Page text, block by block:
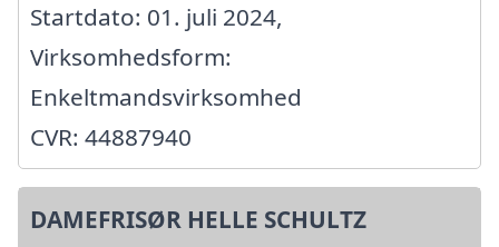
Startdato: 01. juli 2024,
Virksomhedsform:
Enkeltmandsvirksomhed
CVR: 44887940
DAMEFRISØR HELLE SCHULTZ